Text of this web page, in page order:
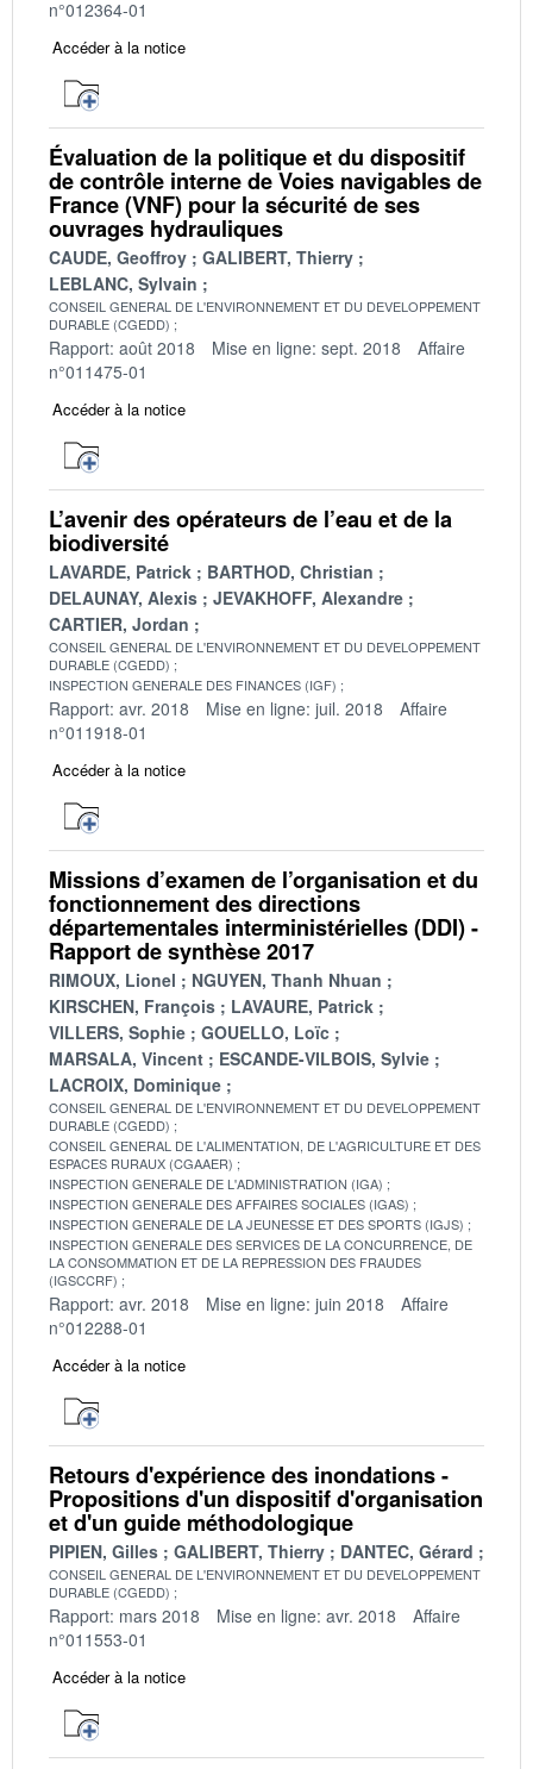
n°012364-01
Accéder à la notice
Évaluation de la politique et du dispositif
de contrôle interne de Voies navigables de
France (VNF) pour la sécurité de ses
ouvrages hydrauliques
CAUDE, Geoffroy
GALIBERT, Thierry
LEBLANC, Sylvain
CONSEIL GENERAL DE L'ENVIRONNEMENT ET DU DEVELOPPEMENT
DURABLE (CGEDD)
Rapport: août 2018 Mise en ligne: sept. 2018
Affaire
n°011475-01
Accéder à la notice
L’avenir des opérateurs de l’eau et de la
biodiversité
LAVARDE, Patrick
BARTHOD, Christian
DELAUNAY, Alexis
JEVAKHOFF, Alexandre
CARTIER, Jordan
CONSEIL GENERAL DE L'ENVIRONNEMENT ET DU DEVELOPPEMENT
DURABLE (CGEDD)
INSPECTION GENERALE DES FINANCES (IGF)
Rapport: avr. 2018 Mise en ligne: juil. 2018
Affaire
n°011918-01
Accéder à la notice
Missions d’examen de l’organisation et du
fonctionnement des directions
départementales interministérielles (DDI) -
Rapport de synthèse 2017
RIMOUX, Lionel
NGUYEN, Thanh Nhuan
KIRSCHEN, François
LAVAURE, Patrick
VILLERS, Sophie
GOUELLO, Loïc
MARSALA, Vincent
ESCANDE-VILBOIS, Sylvie
LACROIX, Dominique
CONSEIL GENERAL DE L'ENVIRONNEMENT ET DU DEVELOPPEMENT
DURABLE (CGEDD)
CONSEIL GENERAL DE L'ALIMENTATION, DE L'AGRICULTURE ET DES
ESPACES RURAUX (CGAAER)
INSPECTION GENERALE DE L'ADMINISTRATION (IGA)
INSPECTION GENERALE DES AFFAIRES SOCIALES (IGAS)
INSPECTION GENERALE DE LA JEUNESSE ET DES SPORTS (IGJS)
INSPECTION GENERALE DES SERVICES DE LA CONCURRENCE, DE
LA CONSOMMATION ET DE LA REPRESSION DES FRAUDES
(IGSCCRF)
Rapport: avr. 2018 Mise en ligne: juin 2018
Affaire
n°012288-01
Accéder à la notice
Retours d'expérience des inondations -
Propositions d'un dispositif d'organisation
et d'un guide méthodologique
PIPIEN, Gilles GALIBERT, Thierry DANTEC, Gérard
CONSEIL GENERAL DE L'ENVIRONNEMENT ET DU DEVELOPPEMENT
DURABLE (CGEDD)
Rapport: mars 2018 Mise en ligne: avr. 2018
Affaire
n°011553-01
Accéder à la notice